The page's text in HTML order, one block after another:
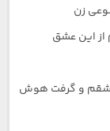
زن
این عشق
عشقم و گرفت هوش